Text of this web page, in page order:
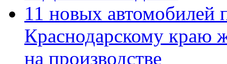
11 новых автомобилей
Краснодарскому краю
на производстве